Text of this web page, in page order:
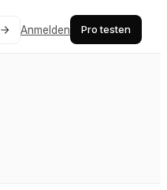
Anmelden Pro testen